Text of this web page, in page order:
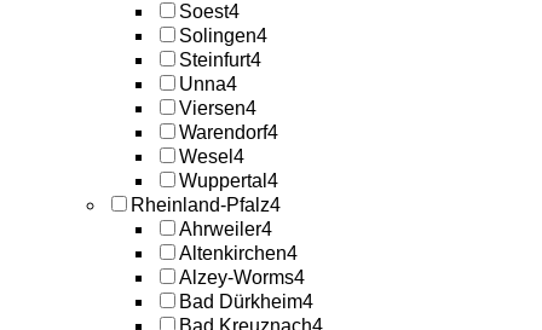
Soest4
Solingen4
Steinfurt4
Unna4
Viersen4
Warendorf4
Wesel 4
Wuppertal 4
Rheinland-Pfalz4
Ahrweiler4
Altenkirchen4
Alzey-Worms4
Bad Dürkheim4
Bad Kreuznach4